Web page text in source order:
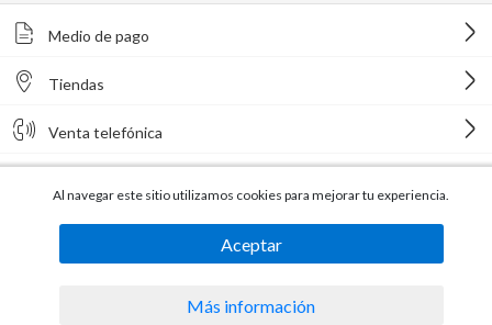
Medio de pago
Tiendas
Venta telefónica
Todos los derechos reservados Homecenter Sodimac S.A. | R.U.T.
Al navegar este sitio utilizamos cookies para mejorar tu experiencia.
Aceptar
Más información